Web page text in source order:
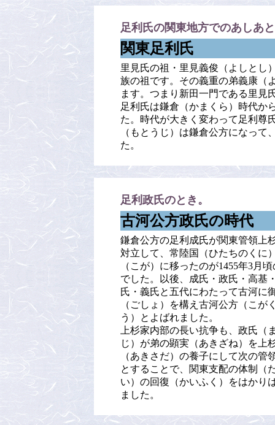
足利氏の関東地方でのあしあ
関東足利氏
里見氏の祖・里見義俊（よしとし
族の祖です。その義重の弟義康（
ます。つまり新田一門である里見
足利氏は鎌倉（かまくら）時代か
た。時代が大きく変わって足利尊
（もとうじ）は鎌倉公方になっ
た。
足利政氏のとき。
古河公方政氏の時代
鎌倉公方の足利成氏が関東管領上
対立して、常陸国（ひたちのくに
（こが）に移ったのが1455年3月
でした。以後、成氏・政氏・高基
氏・義氏と五代にわたって古河に
（ごしょ）を構え古河公方（こが
う）とよばれました。
上杉家内部の長い抗争も、政氏（
じ）が弟の顕実（あきざね）を上
（あきさだ）の養子にして次の管
とすることで、関東支配の体制（
い）の回復（かいふく）をはかり
ました。